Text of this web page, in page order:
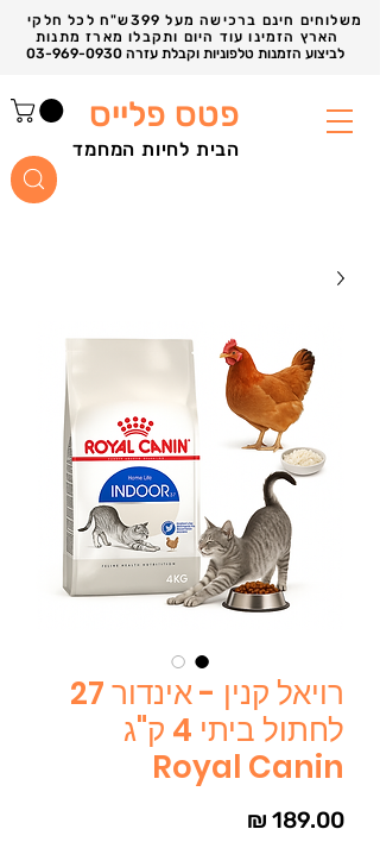
משלוחים חינם ברכישה מעל 399ש"ח לכל חלקי
פטס פלייס
הבית לחיות המחמד
רויאל קנין - אינדור 27
לחתול ביתי 4 ק"ג
Royal Canin